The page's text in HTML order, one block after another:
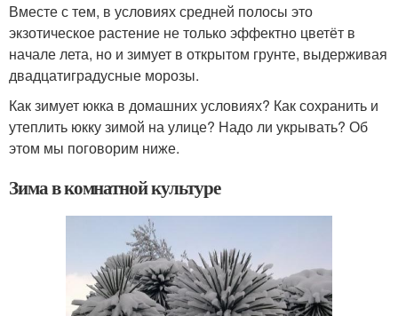
Вместе с тем, в условиях средней полосы это
экзотическое растение не только эффектно цветёт в
начале лета, но и зимует в открытом грунте, выдерживая
двадцатиградусные морозы.
Как зимует юкка в домашних условиях? Как сохранить и
утеплить юкку зимой на улице? Надо ли укрывать? Об
этом мы поговорим ниже.
Зима в комнатной культуре